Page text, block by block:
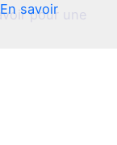
pour une
En savoir